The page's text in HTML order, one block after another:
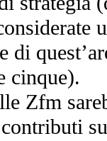
di
cinque).
Zfm